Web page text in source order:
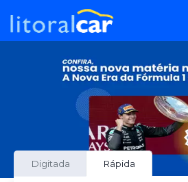
Digitada Rápida